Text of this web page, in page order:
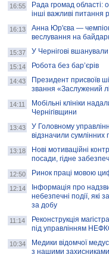
AB InBev Efes Україна
навчальний проєкт
школа", спрямований на
підприємництва у
Золота тварина: видання
написало про чернігівця
скільки на ньому заробляє? І
витрачають?
16:55
Рада громад області:
інші важливі питання
16:13
Анна Юр'єва —
веслування на
15:37 У Чернігові вшанували
15:14 Робота без бар’єрів
14:43
Президент присвоїв
звання «Заслужений
14:11
Мобільні клініки
Чернігівщини
13:43
У Головному
відзначили сумлінних
13:18
Нові мотиваційні
посади, гідне
12:50 Ринок праці мовою
12:14
Інформація про
небезпечні події, які
за добу
11:14
Реконструкція
під управлінням
10:34
Медики відомчої
з нашими